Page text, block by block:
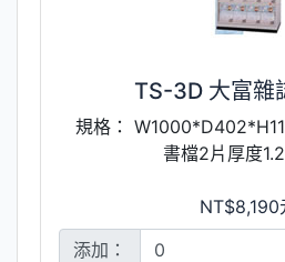
TS-3D 大富雜
規格：
書檔2片厚度
NT$8,190
添加：